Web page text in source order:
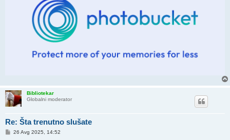
Bibliotekar
Globalni moderator
Re: Šta trenutno slušate
P26 Avg 2025, 14:52